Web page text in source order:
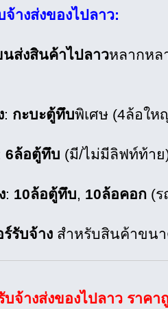
จ้างส่งของไปลาว:
นส่งสินค้าไปลาวหลากหล
: กะบะตู้ทึบพิเศษ (4ล้อให
6ล้อตู้ทึบ (มี/ไม่มีลิฟท์ท้าย
: 10ล้อตู้ทึบ, 10ล้อคอก(ร
ร์รับจ้างสำหรับสินค้าขน
จ้างส่งของไปลาว ราคา